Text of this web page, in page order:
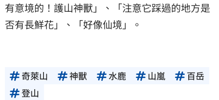
有意境的！護山神獸」、「注意它踩過的地方是
否有長鮮花」、「好像仙境」。
奇萊山 神獸 水鹿 山嵐
百岳
登山